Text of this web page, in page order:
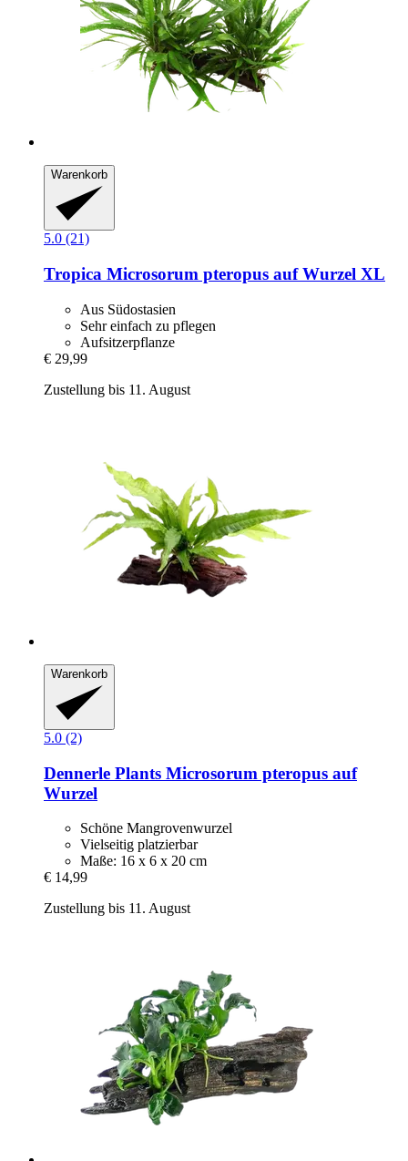
Warenkorb
5.0 (21)
Tropica Microsorum pteropus auf Wurzel XL
Aus Südostasien
Sehr einfach zu pflegen
Aufsitzerpflanze
€ 29,99
Zustellung bis 11. August
Warenkorb
5.0 (2)
Dennerle Plants Microsorum pteropus auf
Wurzel
Schöne Mangrovenwurzel
Vielseitig platzierbar
Maße: 16 x 6 x 20 cm
€ 14,99
Zustellung bis 11. August